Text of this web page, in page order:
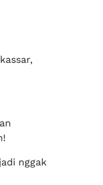
nggak